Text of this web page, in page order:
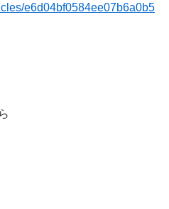
e6d04bf0584ee07b6a0b5